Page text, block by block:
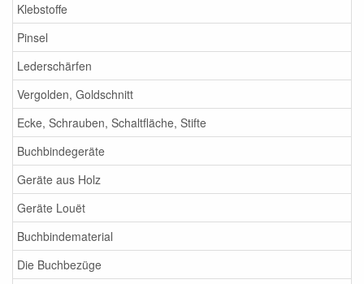
Klebstoffe
Pinsel
Lederschärfen
Vergolden, Goldschnitt
Ecke, Schrauben, Schaltfläche, Stifte
Buchbindegeräte
Geräte aus Holz
Geräte Louët
Buchbindematerial
Die Buchbezüge